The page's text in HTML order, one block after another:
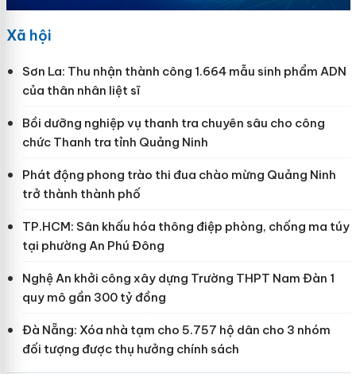
Xã hội
Sơn La: Thu nhận thành công 1.664 mẫu sinh phẩm ADN
của thân nhân liệt sĩ
Bồi dưỡng nghiệp vụ thanh tra chuyên sâu cho công
chức Thanh tra tỉnh Quảng Ninh
Phát động phong trào thi đua chào mừng Quảng Ninh
trở thành thành phố
TP.HCM: Sân khấu hóa thông điệp phòng, chống ma túy
tại phường An Phú Đông
Nghệ An khởi công xây dựng Trường THPT Nam Đàn 1
quy mô gần 300 tỷ đồng
Đà Nẵng: Xóa nhà tạm cho 5.757 hộ dân cho 3 nhóm
đối tượng được thụ hưởng chính sách